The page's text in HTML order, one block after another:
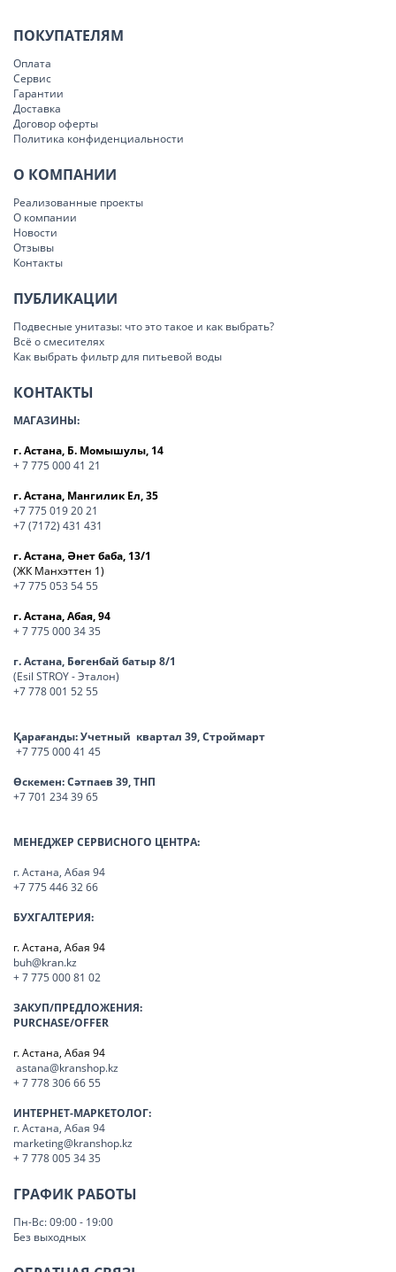
ПОКУПАТЕЛЯМ
Оплата
Сервис
Гарантии
Доставка
Договор оферты
Политика конфиденциальности
О КОМПАНИИ
Реализованные проекты
О компании
Новости
Отзывы
Контакты
ПУБЛИКАЦИИ
Подвесные унитазы: что это такое и как выбрать?
Всё о смесителях
Как выбрать фильтр для питьевой воды
КОНТАКТЫ
МАГАЗИНЫ:
г. Астана, Б. Момышулы, 14
+ 7 775 000 41 21
г. Астана, Мангилик Ел, 35
+7 775 019 20 21
+7 (7172) 431 431
г. Астана, Әнет баба, 13/1
(ЖК Манхэттен 1)
+7 775 053 54 55
г. Астана, Абая, 94
+ 7 775 000 34 35
г. Астана, Бөгенбай батыр 8/1
(Esil STROY - Эталон)
+7 778 001 52 55
Қарағанды:Учетный квартал 39, Строймарт
+7 775 000 41 45
Өскемен:Сәтпаев 39, ТНП
+7 701 234 39 65
МЕНЕДЖЕР СЕРВИСНОГО ЦЕНТРА:
г. Астана, Абая 94
+7 775 446 32 66
БУХГАЛТЕРИЯ:
г. Астана, Абая 94
buh@kran.kz
+ 7 775 000 81 02
ЗАКУП/ПРЕДЛОЖЕНИЯ:
PURCHASE/OFFER
г. Астана, Абая 94
astana@kranshop.kz
+ 7 778 306 66 55
ИНТЕРНЕТ-МАРКЕТОЛОГ:
г. Астана, Абая 94
marketing@kranshop.kz
+ 7 778 005 34 35
ГРАФИК РАБОТЫ
Пн-Вс: 09:00 - 19:00
Без выходных